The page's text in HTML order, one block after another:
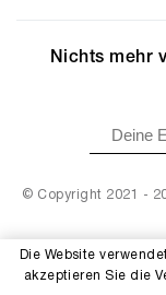
© Copyright 2021 -
Nichts mehr
Die Website
akzeptieren Sie die